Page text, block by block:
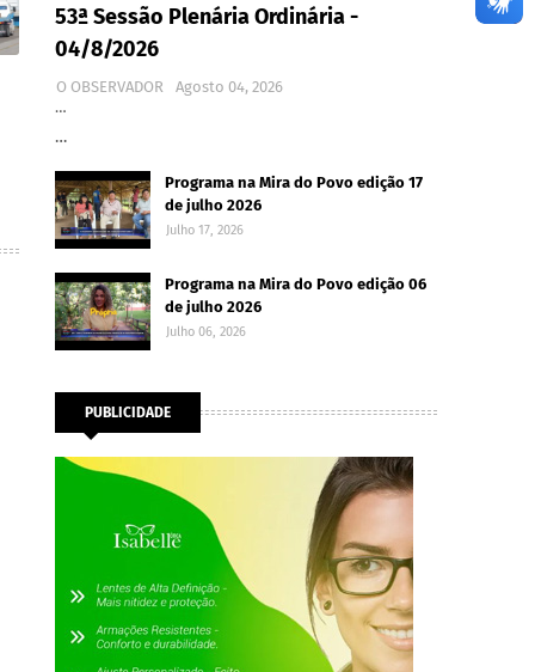
53ª Sessão Plenária Ordinária -
04/8/2026
O OBSERVADOR
Agosto 04, 2026
…
…
Programa na Mira do Povo edição 17
de julho 2026
Julho 17, 2026
Programa na Mira do Povo edição 06
de julho 2026
Julho 06, 2026
PUBLICIDADE